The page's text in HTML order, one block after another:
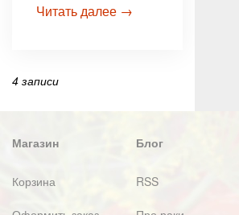
Читать далее →
4 записи
Магазин
Корзина
Блог
RSS